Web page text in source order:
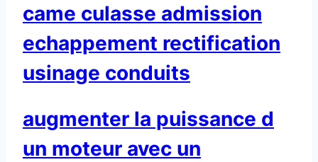
came culasse admission
echappement rectification
usinage conduits
augmenter la puissance d
un moteur avec un